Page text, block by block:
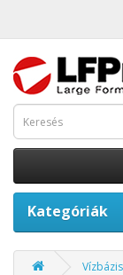
Kategóriák